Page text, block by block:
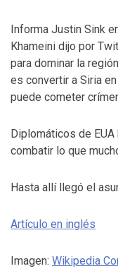
paramilitar
Informa Justin Sink
Khameini dijo por
para dominar la
es convertir a Siria
puede cometer
Diplomáticos de
combatir lo que
Hasta allí llegó el
Artículo en inglés
Imagen: Wikipedia